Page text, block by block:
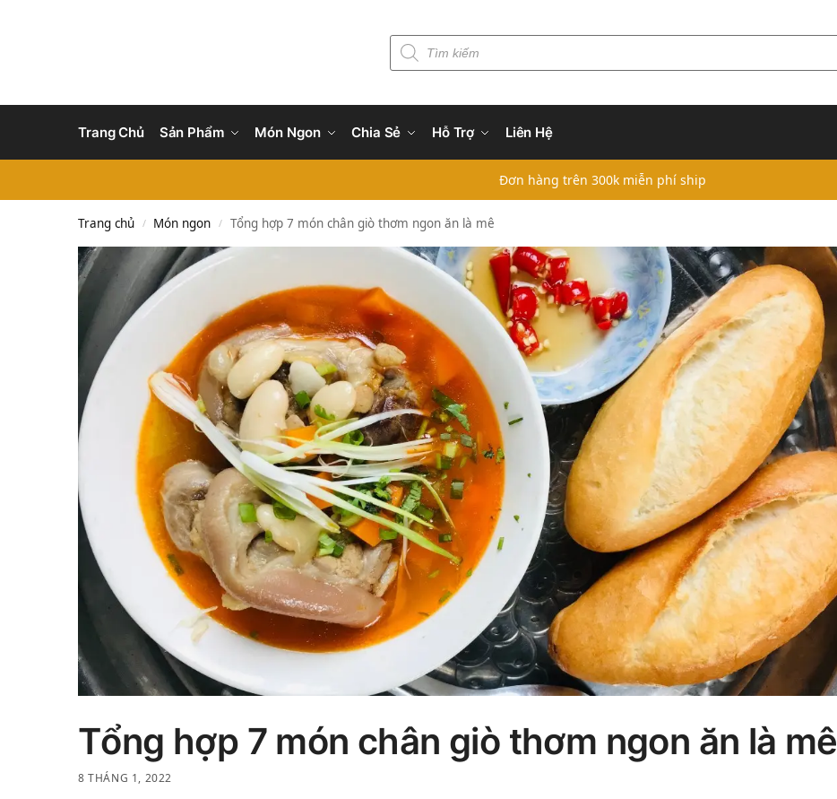
Trang Chủ Sản Phẩm Món Ngon Chia Sẻ Hỗ Trợ Liên Hệ
Đơn hàng trên 300k miễn phí ship
Trang chủ / Món ngon / Tổng hợp 7 món chân giò thơm ngon ăn là mê
Tổng hợp 7 món chân giò thơm ngon ăn là mê
8 THÁNG 1, 2022